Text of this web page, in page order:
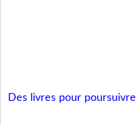
Des livres pour